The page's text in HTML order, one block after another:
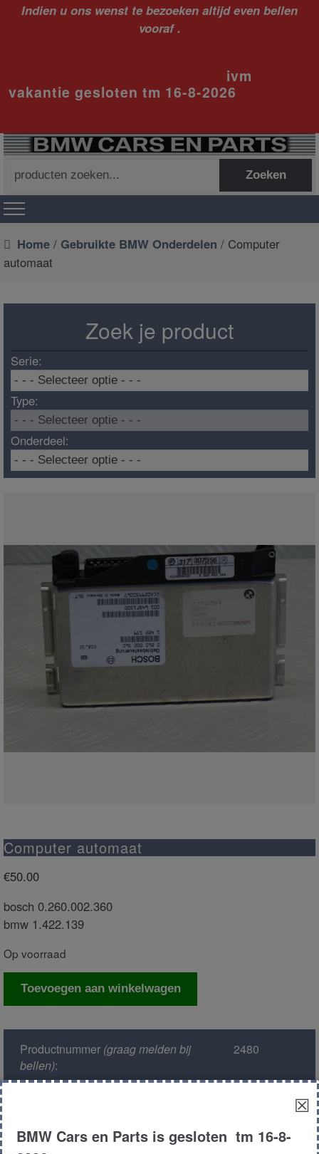
Indien u ons wenst te bezoeken altijd even bellen
vooraf .
ivm
vakantie gesloten tm 16-8-2026
naar:
Zoeken
Home / Gebruikte BMW Onderdelen / Computer
automaat
Zoek je product
Serie:
Type:
Onderdeel:
Computer automaat
€50.00
bosch 0.260.002.360
bmw 1.422.139
Op voorraad
Computer
Toevoegen aan winkelwagen
Productnummer(graag melden bij
bellen):
2480
Kleur :
309 arktis
☒
BMW Cars en Parts is gesloten tm 16-8-